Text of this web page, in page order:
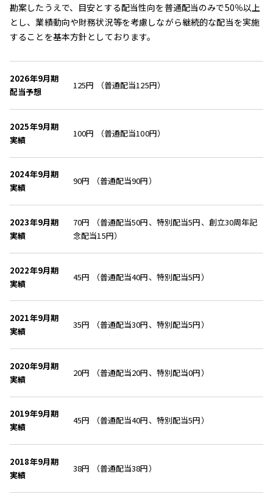
勘案したうえで、目安とする配当性向を普通配当のみで50％以上
とし、業績動向や財務状況等を考慮しながら継続的な配当を実施
することを基本方針としております。
2026年9月期
配当予想
125円 （普通配当125円）
2025年9月期
実績
100円 （普通配当100円）
2024年9月期
実績
90円 （普通配当90円）
2023年9月期
実績
70円 （普通配当50円、特別配当5円、創立30周年記
念配当15円）
2022年9月期
実績
45円 （普通配当40円、特別配当5円）
2021年9月期
実績
35円 （普通配当30円、特別配当5円）
2020年9月期
実績
20円 （普通配当20円、特別配当0円）
2019年9月期
実績
45円 （普通配当40円、特別配当5円）
2018年9月期
実績
38円 （普通配当38円）